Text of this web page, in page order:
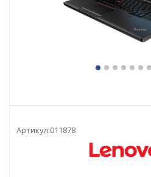
Артикул:011878